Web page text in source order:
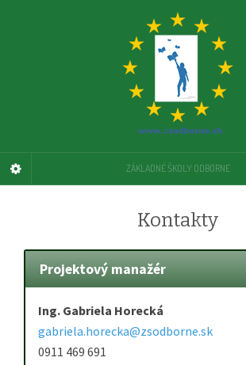
ZÁKLADNÉ ŠKOLY ODBORNE
Kontakty
Projektový manažér
Ing. Gabriela Horecká
gabriela.horecka@zsodborne.sk
0911 469 691